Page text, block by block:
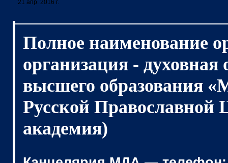
21 апр. 2016 г.
Полное наименование
организация - духовная
высшего образования
Русской Православной
академия)